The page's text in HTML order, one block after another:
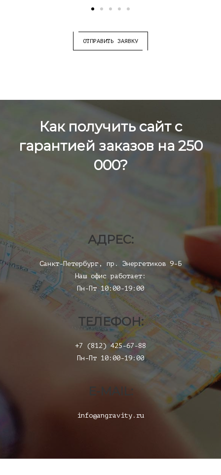
ОТПРАВИТЬ ЗАЯВКУ
Как получить сайт с
гарантией заказов на 250
000?
АДРЕС:
Санкт-Петербург, пр. Энергетиков 9-Б
Наш офис работает:
Пн-Пт 10:00-19:00
ТЕЛЕФОН:
+7 (812) 425-67-88
Пн-Пт 10:00-19:00
E-MAIL:
info@angravity.ru